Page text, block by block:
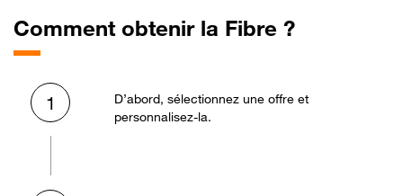
Comment obtenir la Fibre ?
1
D’abord, sélectionnez une offre et
personnalisez-la.